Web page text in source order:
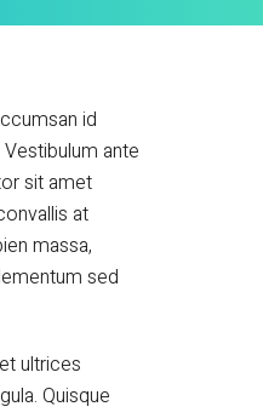
id
ante
sit amet
at
massa,
sed
ultrices
Quisque